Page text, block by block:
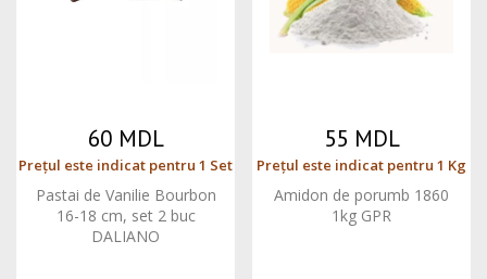
60 MDL
Prețul este indicat pentru 1 Set
Pastai de Vanilie Bourbon
16-18 cm, set 2 buc
DALIANO
55 MDL
Prețul este indicat pentru 1 Kg
Amidon de porumb 1860
1kg GPR